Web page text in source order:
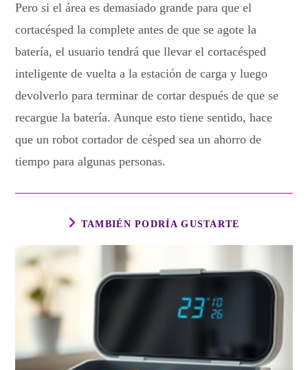
Pero si el área es demasiado grande para que el
cortacésped la complete antes de que se agote la
batería, el usuario tendrá que llevar el cortacésped
inteligente de vuelta a la estación de carga y luego
devolverlo para terminar de cortar después de que se
recargue la batería. Aunque esto tiene sentido, hace
que un robot cortador de césped sea un ahorro de
tiempo para algunas personas.
TAMBIÉN PODRÍA GUSTARTE